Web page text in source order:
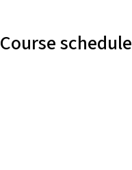
Course schedule